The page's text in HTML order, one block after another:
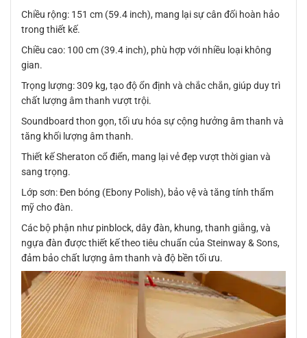
Chiều rộng: 151 cm (59.4 inch), mang lại sự cân đối hoàn hảo
trong thiết kế.
Chiều cao: 100 cm (39.4 inch), phù hợp với nhiều loại không
gian.
Trọng lượng: 309 kg, tạo độ ổn định và chắc chắn, giúp duy trì
chất lượng âm thanh vượt trội.
Soundboard thon gọn, tối ưu hóa sự cộng hưởng âm thanh và
tăng khối lượng âm thanh.
Thiết kế Sheraton cổ điển, mang lại vẻ đẹp vượt thời gian và
sang trọng.
Lớp sơn: Đen bóng (Ebony Polish), bảo vệ và tăng tính thẩm
mỹ cho đàn.
Các bộ phận như pinblock, dây đàn, khung, thanh giằng, và
ngựa đàn được thiết kế theo tiêu chuẩn của Steinway & Sons,
đảm bảo chất lượng âm thanh và độ bền tối ưu.